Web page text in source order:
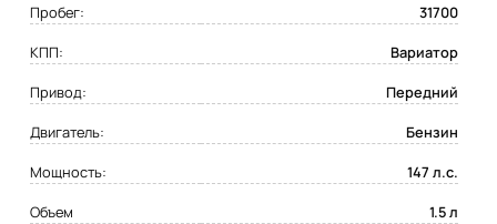
Пробег:
31700
КПП:
Вариатор
Привод:
Передний
Двигатель:
Бензин
Мощность:
147 л.с.
Объем
1.5 л